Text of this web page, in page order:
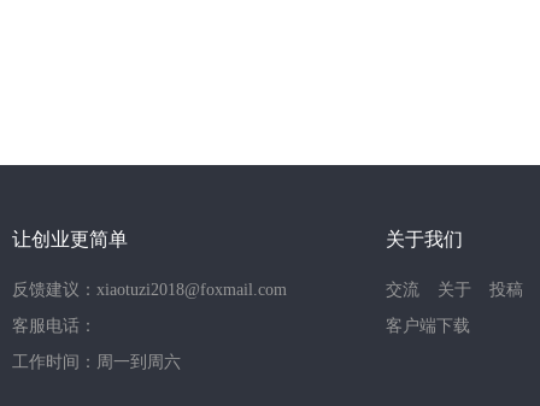
让创业更简单
反馈建议：xiaotuzi2018@foxmail.com
客服电话：
工作时间：周一到周六
关于我们
交流 关于
投稿
客户端下载